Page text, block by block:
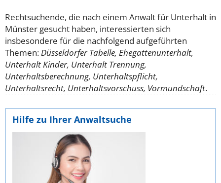
Rechtsuchende, die nach einem Anwalt für Unterhalt in
Münster gesucht haben, interessierten sich
insbesondere für die nachfolgend aufgeführten
Themen:Düsseldorfer Tabelle, Ehegattenunterhalt,
Unterhalt Kinder, Unterhalt Trennung,
Unterhaltsberechnung, Unterhaltspflicht,
Unterhaltsrecht, Unterhaltsvorschuss, Vormundschaft.
Hilfe zu Ihrer Anwaltsuche